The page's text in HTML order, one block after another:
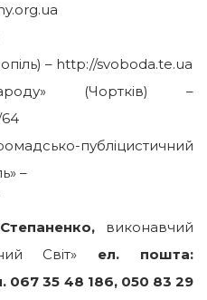
– http://svoboda.te.ua
(Чортків) –
публіцистичний
–
виконавчий
Світ» ел. пошта:
067 35 48 186, 050 83 29